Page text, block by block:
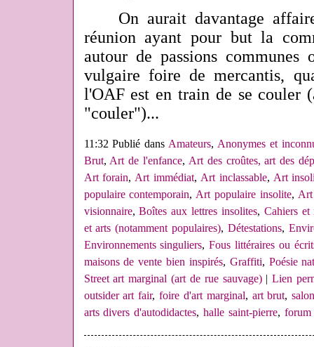
On aurait davantage
réunion ayant pour but la
autour de passions
vulgaire foire de mercantis,
l'OAF est en train de se couler
"couler")...
11:32 Publié dansAmateurs, Anonymes et
Brut,Art de l'enfance, Art des croûtes, art des
Art forain,Art immédiat, Art inclassable, Art
populaire contemporain,Art populaire insolite, Art
visionnaire,Boîtes aux lettres insolites, Cahiers et
et arts (notamment populaires), Détestations,
Environnements singuliers,Fous littéraires ou
maisons de vente bien inspirés, Graffiti, Poésie
Street art marginal (art de rue sauvage)|Lien
outsider art fair,foire d'art marginal, art brut,
arts divers d'autodidactes,halle saint-pierre, forum